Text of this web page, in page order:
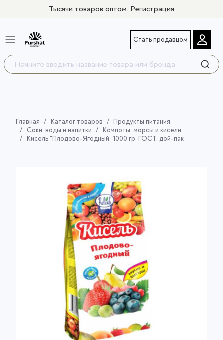
Тысячи товаров оптом. Регистрация
Стать продавцом
Главная Каталог товаров
Продукты питания
Соки, воды и напитки
Компоты, морсы и кисели
Кисель "Плодово-Ягодный" 1000 гр. ГОСТ. дой-пак